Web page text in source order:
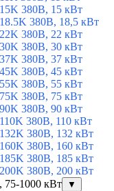
380В, 15 кВт
380В, 18,5 кВт
380В, 22 кВт
380В, 30 кВт
380В, 37 кВт
380В, 45 кВт
380В, 55 кВт
380В, 75 кВт
380В, 90 кВт
380В, 110 кВт
380В, 132 кВт
380В, 160 кВт
380В, 185 кВт
380В, 200 кВт
75-1000 кВт
▼